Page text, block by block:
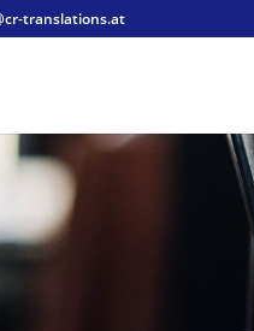
translations.at